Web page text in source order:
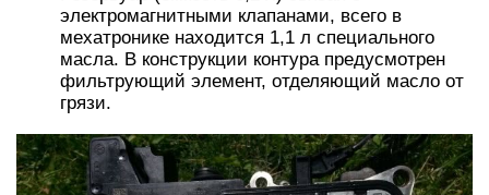
электромагнитными клапанами, всего в
мехатронике находится 1,1 л специального
масла. В конструкции контура предусмотрен
фильтрующий элемент, отделяющий масло от
грязи.